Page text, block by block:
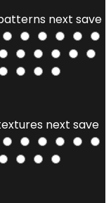
next save
next save